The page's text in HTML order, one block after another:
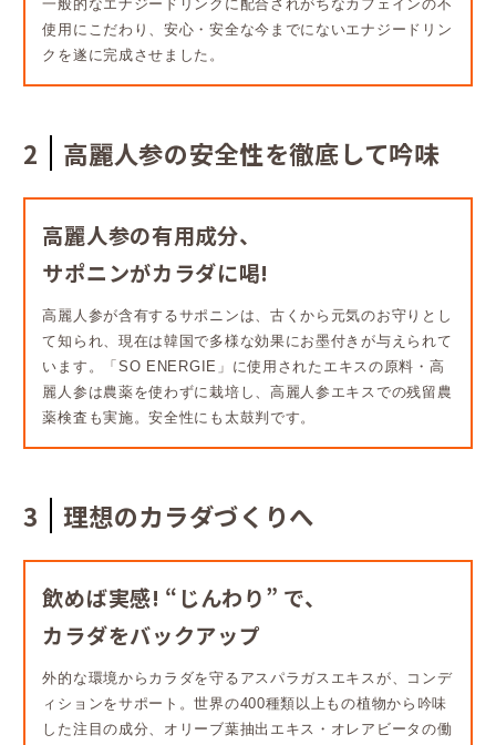
一般的なエナジードリンクに配合されがちなカフェインの不
使用にこだわり、安心・安全な今までにないエナジードリン
クを遂に完成させました。
2 高麗人参の安全性を徹底して吟味
高麗人参の有用成分、
サポニンがカラダに喝!
高麗人参が含有するサポニンは、古くから元気のお守りとし
て知られ、現在は韓国で多様な効果にお墨付きが与えられて
います。「SO ENERGIE」に使用されたエキスの原料・高
麗人参は農薬を使わずに栽培し、高麗人参エキスでの残留農
薬検査も実施。安全性にも太鼓判です。
3 理想のカラダづくりへ
飲めば実感! “じんわり” で、
カラダをバックアップ
外的な環境からカラダを守るアスパラガスエキスが、コンデ
ィションをサポート。世界の400種類以上もの植物から吟味
した注目の成分、オリーブ葉抽出エキス・オレアビータの働